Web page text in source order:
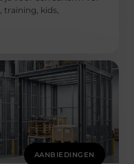
training, kids,
AANBIEDINGEN